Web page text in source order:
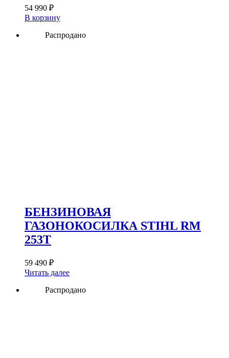
54 990 ₽
В корзину
Распродано
БЕНЗИНОВАЯ
ГАЗОНОКОСИЛКА STIHL RM
253T
59 490 ₽
Читать далее
Распродано